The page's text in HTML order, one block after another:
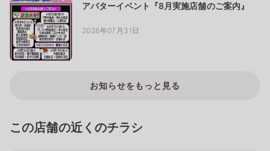
アバターイベント『8月実施店舗のご案内』
2026年07月31日
お知らせをもっと見る
この店舗の近くのチラシ